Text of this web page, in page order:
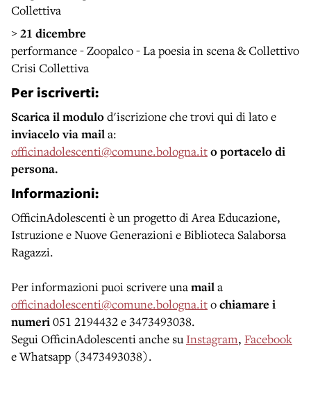
Collettiva
>21 dicembre
performance - Zoopalco - La poesia in scena & Collettivo
Crisi Collettiva
Per iscriverti:
Scarica il modulod'iscrizione che trovi qui di lato e
inviacelovia maila:
officinadolescenti@comune.bologna.ito portacelo di
persona.
Informazioni:
OfficinAdolescenti è un progetto di Area Educazione,
Istruzione e Nuove Generazioni e Biblioteca Salaborsa
Ragazzi.
Per informazioni puoi scrivere unamaila
officinadolescenti@comune.bologna.itochiamare i
numeri051 2194432 e 3473493038.
Segui OfficinAdolescenti anche suInstagram, Facebook
e Whatsapp (3473493038).